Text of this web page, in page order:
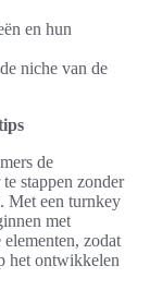
en hun
niche van de
de
stappen zonder
Met een turnkey
met
zodat
het ontwikkelen